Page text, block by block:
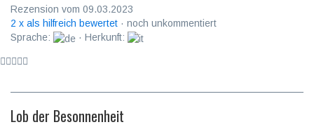
Rezension vom 09.03.2023
2 x als hilfreich bewertet · noch unkommentiert
Sprache:
· Herkunft:
Lob der Besonnenheit